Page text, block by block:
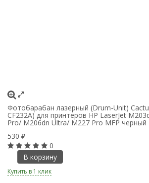
Фотобарабан лазерный (Drum-Unit)
CF232A) для принтеров HP LaserJet
Pro/ M206dn Ultra/ M227 Pro MFP черный
530 ₽
0
В корзину
Купить в 1 клик